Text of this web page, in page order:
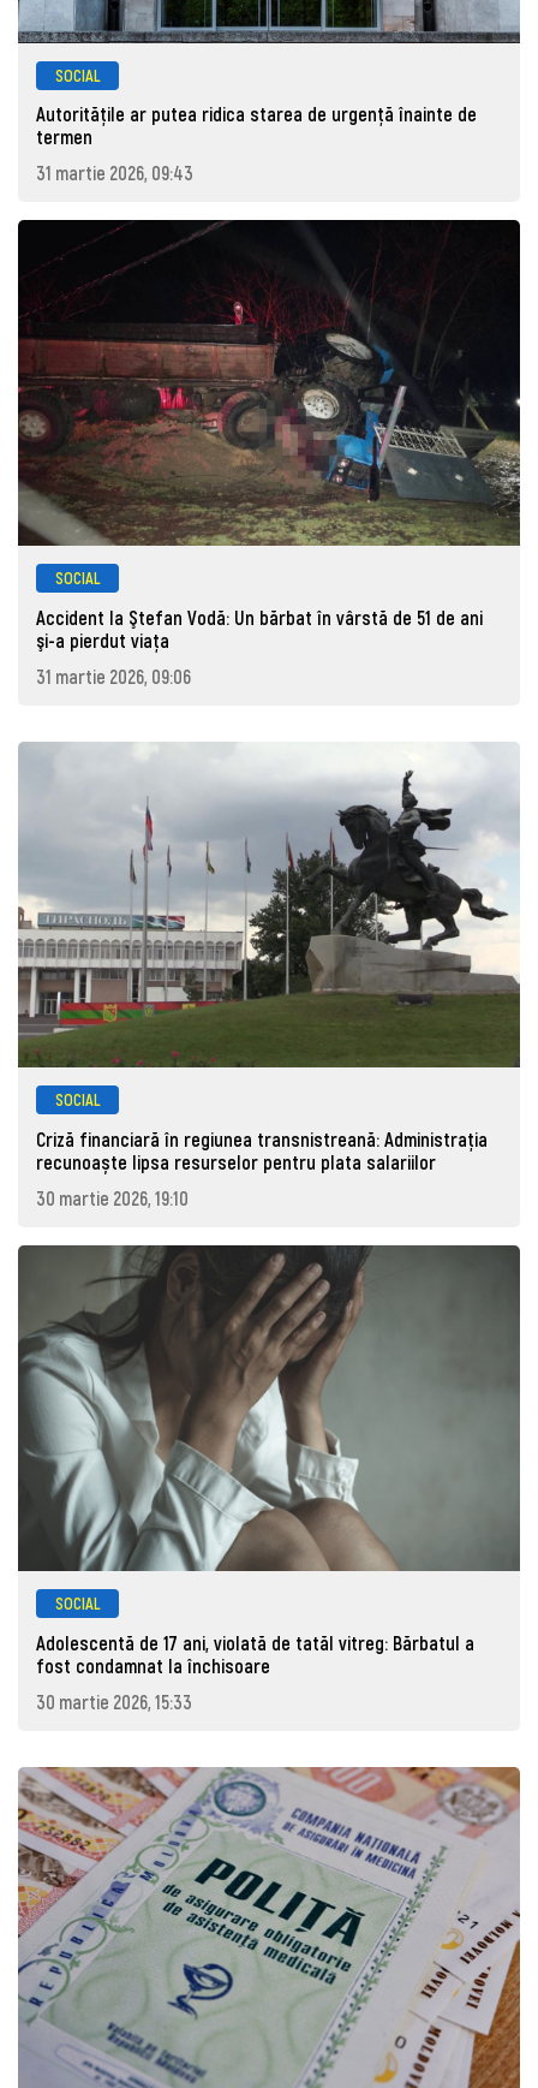
SOCIAL
Autoritățile ar putea ridica starea de urgență înainte de
termen
31 martie 2026, 09:43
SOCIAL
Accident la Ştefan Vodă: Un bărbat în vârstă de 51 de ani
şi-a pierdut viaţa
31 martie 2026, 09:06
SOCIAL
Criză financiară în regiunea transnistreană: Administrația
recunoaște lipsa resurselor pentru plata salariilor
30 martie 2026, 19:10
SOCIAL
Adolescentă de 17 ani, violată de tatăl vitreg: Bărbatul a
fost condamnat la închisoare
30 martie 2026, 15:33